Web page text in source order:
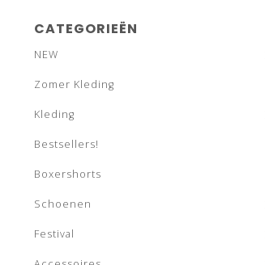
CATEGORIEËN
NEW
Zomer Kleding
Kleding
Bestsellers!
Boxershorts
Schoenen
Festival